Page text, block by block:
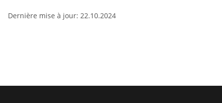
Dernière mise à jour: 22.10.2024